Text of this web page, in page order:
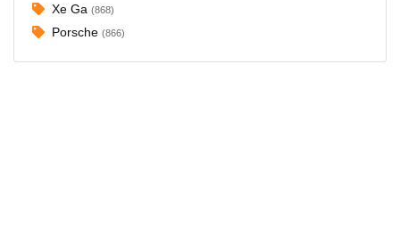
Xe Ga (868)
Porsche (866)